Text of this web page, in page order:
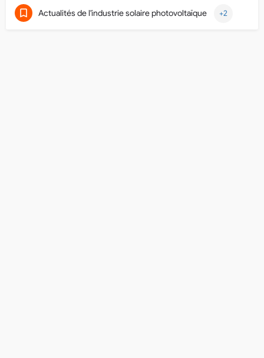
Actualités de l'industrie solaire photovoltaïque +2